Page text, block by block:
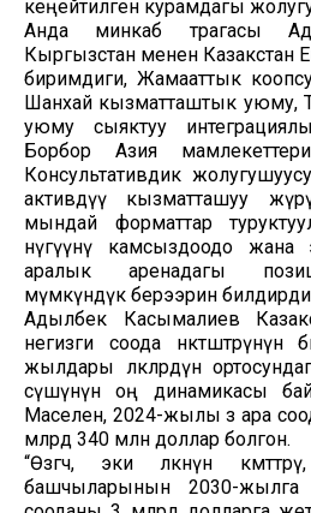
кеңейтилген курамдагы
Анда минкаб төрагасы
Кыргызстан менен Казакстан
биримдиги, Жамааттык
Шанхай кызматташтык уюму,
уюму сыяктуу
Борбор Азия
Консультативдик
активдүү кызматташуу
мындай форматтар
өнүгүүнү камсыздоодо
аралык аренадагы
мүмкүндүк берээрин
Адылбек Касымалиев
негизги соода
жылдары өлкөлөрдүн
өсүшүнүн оң динамикасы
Маселен, 2024-жылы өз ара
млрд 340 млн доллар болгон.
“Өзгөчө, эки өлкөнүн
башчыларынын 2030-жылга